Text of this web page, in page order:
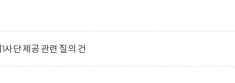
단 제공 관련 질의 건